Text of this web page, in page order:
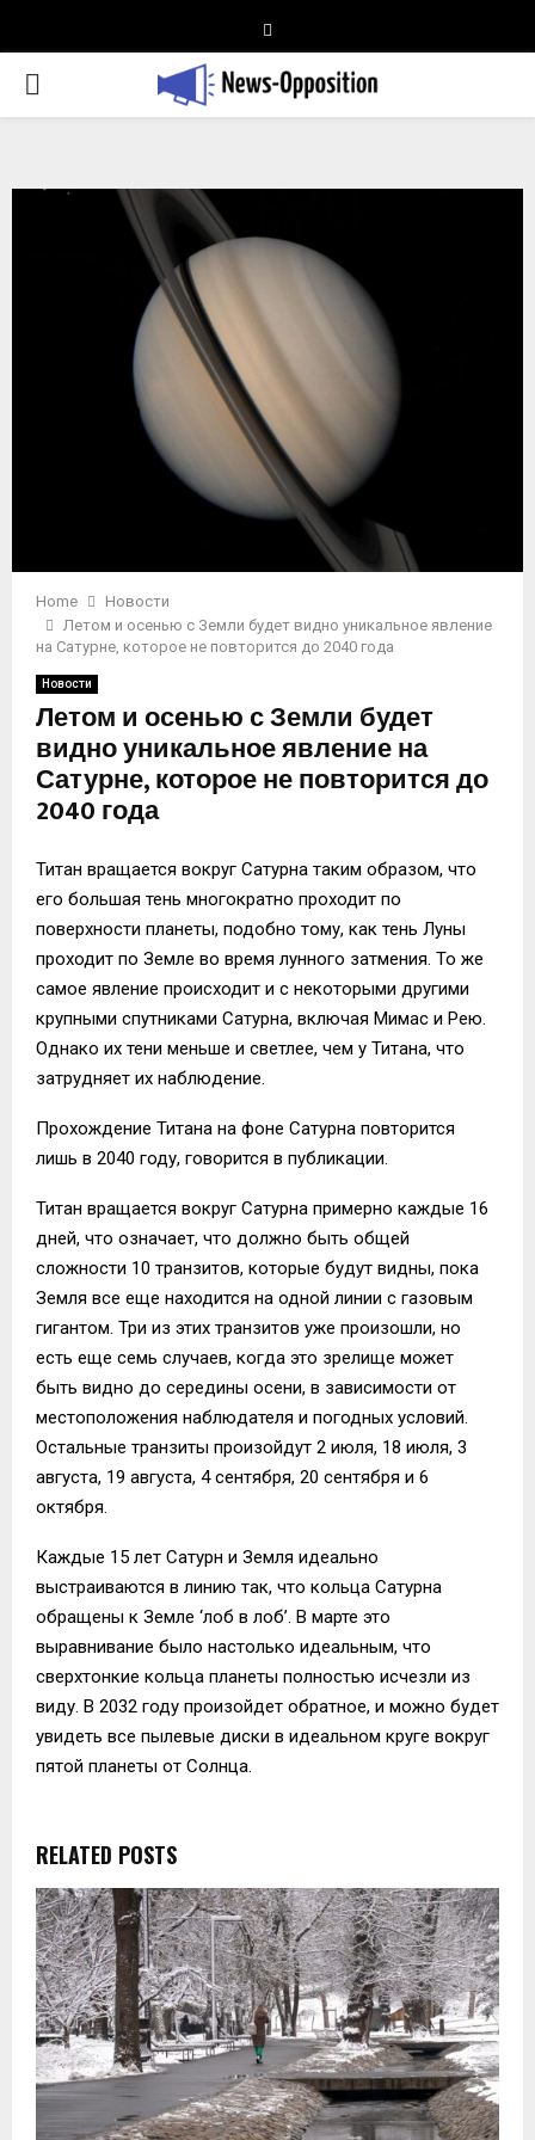
PRIMARY
Home
Новости
Летом и осенью с Земли будет видно уникальное явление
на Сатурне, которое не повторится до 2040 года
Новости
Летом и осенью с Земли будет
видно уникальное явление на
Сатурне, которое не повторится до
2040 года
Титан вращается вокруг Сатурна таким образом, что
его большая тень многократно проходит по
поверхности планеты, подобно тому, как тень Луны
проходит по Земле во время лунного затмения. То же
самое явление происходит и с некоторыми другими
крупными спутниками Сатурна, включая Мимас и Рею.
Однако их тени меньше и светлее, чем у Титана, что
затрудняет их наблюдение.
Прохождение Титана на фоне Сатурна повторится
лишь в 2040 году, говорится в публикации.
Титан вращается вокруг Сатурна примерно каждые 16
дней, что означает, что должно быть общей
сложности 10 транзитов, которые будут видны, пока
Земля все еще находится на одной линии с газовым
гигантом. Три из этих транзитов уже произошли, но
есть еще семь случаев, когда это зрелище может
быть видно до середины осени, в зависимости от
местоположения наблюдателя и погодных условий.
Остальные транзиты произойдут 2 июля, 18 июля, 3
августа, 19 августа, 4 сентября, 20 сентября и 6
октября.
Каждые 15 лет Сатурн и Земля идеально
выстраиваются в линию так, что кольца Сатурна
обращены к Земле ‘лоб в лоб’. В марте это
выравнивание было настолько идеальным, что
сверхтонкие кольца планеты полностью исчезли из
виду. В 2032 году произойдет обратное, и можно будет
увидеть все пылевые диски в идеальном круге вокруг
пятой планеты от Солнца.
RELATED POSTS